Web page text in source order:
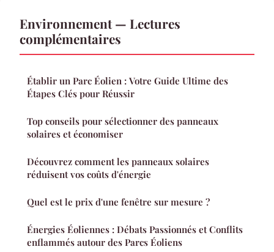
Environnement — Lectures
complémentaires
Établir un Parc Éolien : Votre Guide Ultime des
Étapes Clés pour Réussir
Top conseils pour sélectionner des panneaux
solaires et économiser
Découvrez comment les panneaux solaires
réduisent vos coûts d'énergie
Quel est le prix d'une fenêtre sur mesure ?
Énergies Éoliennes : Débats Passionnés et Conflits
enflammés autour des Parcs Éoliens